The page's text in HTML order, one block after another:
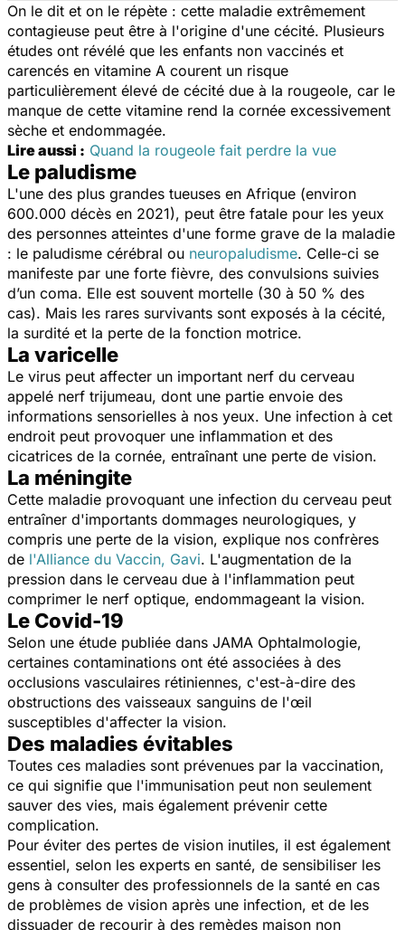
On le dit et on le répète : cette maladie extrêmement
contagieuse peut être à l'origine d'une cécité. Plusieurs
études ont révélé que les enfants non vaccinés et
carencés en vitamine A courent un risque
particulièrement élevé de cécité due à la rougeole, car le
manque de cette vitamine rend la cornée excessivement
sèche et endommagée.
Lire aussi : Quand la rougeole fait perdre la vue
Le paludisme
L'une des plus grandes tueuses en Afrique (environ
600.000 décès en 2021), peut être fatale pour les yeux
des personnes atteintes d'une forme grave de la maladie
: le paludisme cérébral ou neuropaludisme. Celle-ci se
manifeste par une forte fièvre, des convulsions suivies
d’un coma. Elle est souvent mortelle (30 à 50 % des
cas). Mais les rares survivants sont exposés à la cécité,
la surdité et la perte de la fonction motrice.
La varicelle
Le virus peut affecter un important nerf du cerveau
appelé nerf trijumeau, dont une partie envoie des
informations sensorielles à nos yeux. Une infection à cet
endroit peut provoquer une inflammation et des
cicatrices de la cornée, entraînant une perte de vision.
La méningite
Cette maladie provoquant une infection du cerveau peut
entraîner d'importants dommages neurologiques, y
compris une perte de la vision, explique nos confrères
de l'Alliance du Vaccin, Gavi. L'augmentation de la
pression dans le cerveau due à l'inflammation peut
comprimer le nerf optique, endommageant la vision.
Le Covid-19
Selon une étude publiée dans JAMA Ophtalmologie,
certaines contaminations ont été associées à des
occlusions vasculaires rétiniennes, c'est-à-dire des
obstructions des vaisseaux sanguins de l'œil
susceptibles d'affecter la vision.
Des maladies évitables
Toutes ces maladies sont prévenues par la vaccination,
ce qui signifie que l'immunisation peut non seulement
sauver des vies, mais également prévenir cette
complication.
Pour éviter des pertes de vision inutiles, il est également
essentiel, selon les experts en santé, de sensibiliser les
gens à consulter des professionnels de la santé en cas
de problèmes de vision après une infection, et de les
dissuader de recourir à des remèdes maison non